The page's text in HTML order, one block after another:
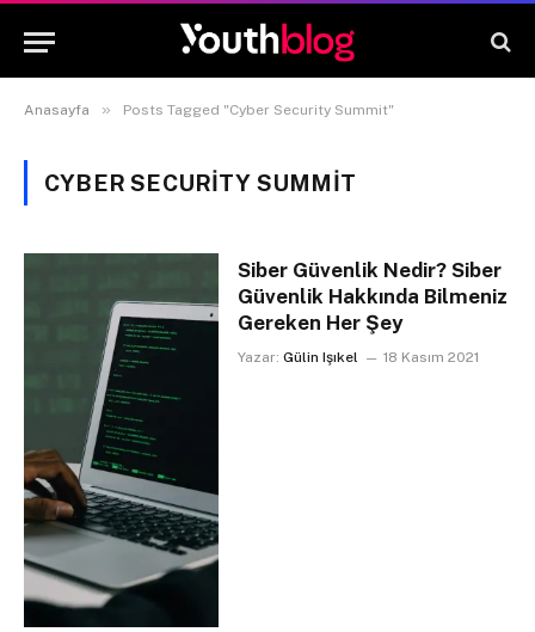
Anasayfa » Posts Tagged "Cyber Security Summit"
CYBER SECURITY SUMMIT
Siber Güvenlik Nedir? Siber
Güvenlik Hakkında Bilmeniz
Gereken Her Şey
Yazar: Gülin Işıkel 18 Kasım 2021